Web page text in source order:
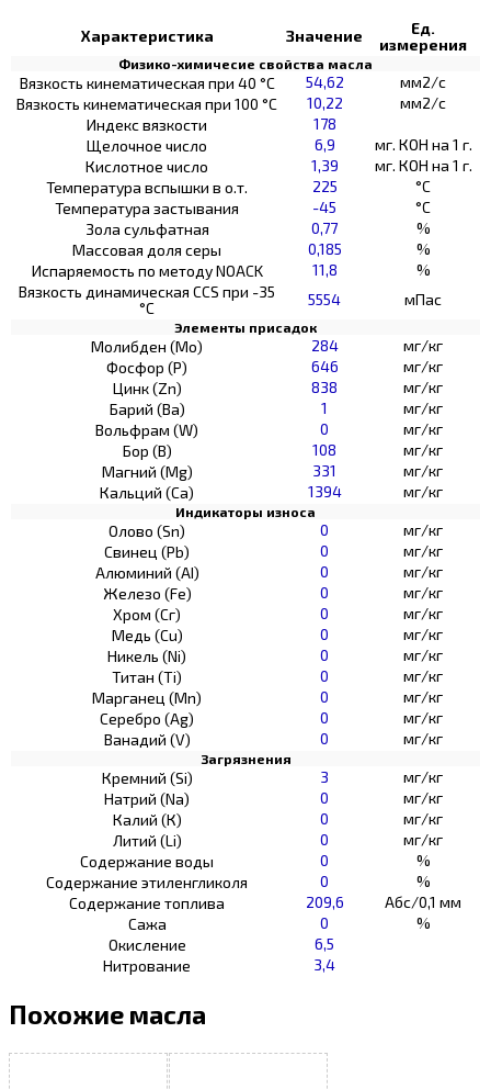
Характеристика Значение
Ед.
измерения
Физико-химичесие свойства масла
Вязкость кинематическая при 40 °С 54,62
мм2/с
Вязкость кинематическая при 100 °С
10,22
мм2/с
Индекс вязкости
178
Щелочное число
6,9
мг. КОН на 1 г.
Кислотное число
1,39
мг. КОН на 1 г.
Температура вспышки в о.т.
225
°C
Температура застывания
-45
°C
Зола сульфатная
0,77
%
Массовая доля серы
0,185
%
Испаряемость по методу NOACK
11,8
%
Вязкость динамическая CCS при -35
°С
5554 мПас
Элементы присадок
Молибден (Мо) 284
мг/кг
Фосфор (Р)
646
мг/кг
Цинк (Zn)
838
мг/кг
Барий (Ва)
1
мг/кг
Вольфрам (W)
0
мг/кг
Бор (В)
108
мг/кг
Магний (Mg)
331
мг/кг
Кальций (Са)
1394 мг/кг
Индикаторы износа
Олово (Sn) 0
мг/кг
Свинец (Pb)
0
мг/кг
Алюминий (AI)
0
мг/кг
Железо (Fe)
0
мг/кг
Хром (Сг)
0
мг/кг
Медь (Cu)
0
мг/кг
Никель (Ni)
0
мг/кг
Титан (Ti)
0
мг/кг
Марганец (Mn)
0
мг/кг
Серебро (Ag)
0
мг/кг
Ванадий (V)
0 мг/кг
Загрязнения
Кремний (Si) 3
мг/кг
Натрий (Na)
0
мг/кг
Калий (К)
0
мг/кг
Литий (Li)
0
мг/кг
Содержание воды
0
%
Содержание этиленгликоля
0
%
Содержание топлива
209,6
Абс/0,1 мм
Сажа
0
%
Окисление
6,5
Нитрование
3,4
Похожие масла